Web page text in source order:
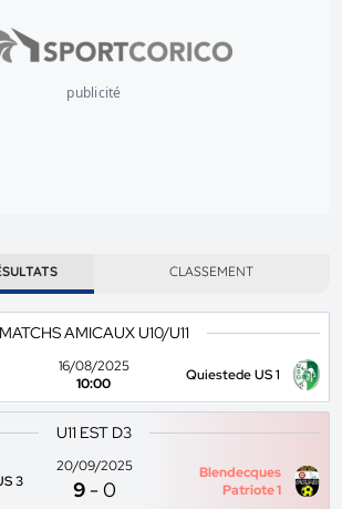
publicité
CLASSEMENT
MATCHS AMICAUX U10/U11
16/08/2025
10:00
Quiestede US 1
U11 EST D3
3
20/09/2025
9 -0
Blendecques
Patriote 1